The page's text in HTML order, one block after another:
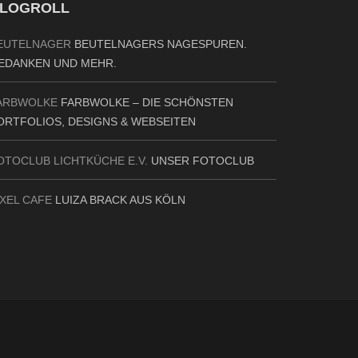
BEUTELNAGERS NAGESPUREN.
UND MEHR.
FARBWOLKE – DIE SCHÖNSTEN
DESIGNS & WEBSEITEN
LICHTKÜCHE E.V. UNSER FOTOCLUB
CAFELUIZA BRACK AUS KÖLN